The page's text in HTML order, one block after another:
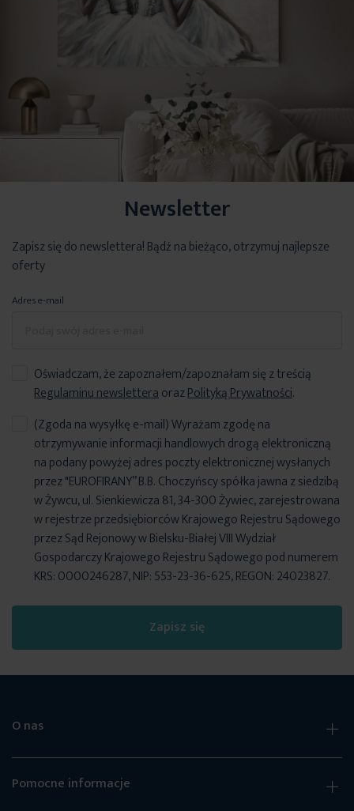
Newsletter
Zapisz się do newslettera! Bądź na bieżąco, otrzymuj najlepsze
oferty
Adres e-mail
Oświadczam, że zapoznałem/zapoznałam się z treścią
Regulaminu newsletteraorazPolityką Prywatności.
Zapisz się
(Zgoda na wysyłkę e-mail) Wyrażam zgodę na
otrzymywanie informacji handlowych drogą elektroniczną
na podany powyżej adres poczty elektronicznej wysłanych
przez "EUROFIRANY” B.B. Choczyńscy spółka jawna z siedzibą
w Żywcu, ul. Sienkiewicza 81, 34-300 Żywiec, zarejestrowana
w rejestrze przedsiębiorców Krajowego Rejestru Sądowego
przez Sąd Rejonowy w Bielsku-Białej VIII Wydział
Gospodarczy Krajowego Rejestru Sądowego pod numerem
KRS: 0000246287, NIP: 553-23-36-625, REGON: 24023827.
O nas
Pomocne informacje